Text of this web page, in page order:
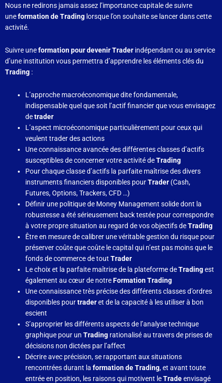
Nous ne redirons jamais assez l’importance capitale de suivre
uneformation de Trading lorsque l’on souhaite se lancer dans cette
activité.
Suivre uneformation pour devenir Trader indépendant ou au service
d’une institution vous permettra d’apprendre les éléments clés du
Trading :
L’approche macroéconomique dite fondamentale,
indispensable quel que soit l’actif financier que vous envisagez
detrader
L’aspect microéconomique particulièrement pour ceux qui
veulent trader des actions
Une connaissance avancée des différentes classes d’actifs
susceptibles de concerner votre activité deTrading
Pour chaque classe d’actifs la parfaite maîtrise des divers
instruments financiers disponibles pourTrader (Cash,
Futures, Options, Trackers, CFD …)
Définir une politique de Money Management solide dont la
robustesse a été sérieusement back testée pour correspondre
à votre propre situation au regard de vos objectifs deTrading
Être en mesure de calibrer une véritable gestion du risque pour
préserver coûte que coûte le capital qui n’est pas moins que le
fonds de commerce de toutTrader
Le choix et la parfaite maîtrise de la plateforme deTradingest
également au cœur de notreFormation Trading
Une connaissance très précise des différents classes d’ordres
disponibles pourtraderet de la capacité à les utiliser à bon
escient
S’approprier les différents aspects de l’analyse technique
graphique pour unTrading rationalisé au travers de prises de
décisions non dictées par l’affect
Décrire avec précision, se rapportant aux situations
rencontrées durant laformation de Trading, et avant toute
entrée en position, les raisons qui motivent leTradeenvisagé